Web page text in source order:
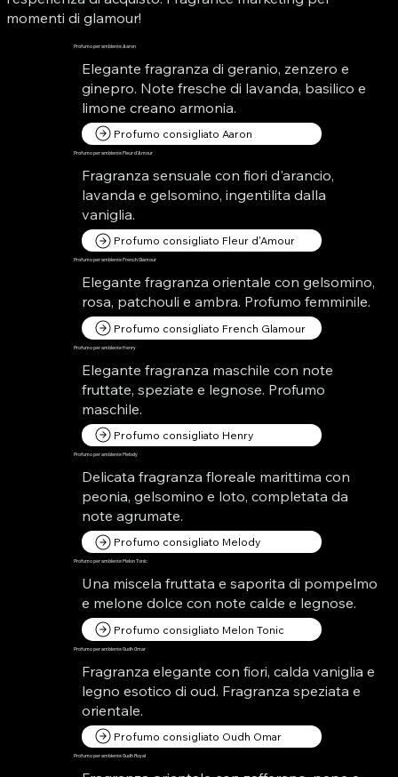
momenti di glamour!
Profumo per ambiente Aaron
Elegante fragranza di geranio, zenzero e
ginepro. Note fresche di lavanda, basilico e
limone creano armonia.
Profumo consigliato Aaron
Profumo per ambiente Fleur d'Amour
Fragranza sensuale con fiori d'arancio,
lavanda e gelsomino, ingentilita dalla
vaniglia.
Profumo consigliato Fleur d'Amour
Profumo per ambiente French Glamour
Elegante fragranza orientale con gelsomino,
rosa, patchouli e ambra. Profumo femminile.
Profumo consigliato French Glamour
Profumo per ambiente Henry
Elegante fragranza maschile con note
fruttate, speziate e legnose. Profumo
maschile.
Profumo consigliato Henry
Profumo per ambiente Melody
Delicata fragranza floreale marittima con
peonia, gelsomino e loto, completata da
note agrumate.
Profumo consigliato Melody
Profumo per ambiente Melon Tonic
Una miscela fruttata e saporita di pompelmo
e melone dolce con note calde e legnose.
Profumo consigliato Melon Tonic
Profumo per ambiente Oudh Omar
Fragranza elegante con fiori, calda vaniglia e
legno esotico di oud. Fragranza speziata e
orientale.
Profumo consigliato Oudh Omar
Profumo per ambiente Oudh Royal